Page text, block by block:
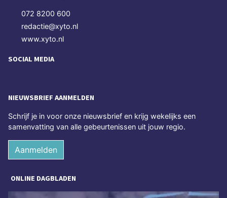
072 8200 600
redactie@xyto.nl
www.xyto.nl
SOCIAL MEDIA
NIEUWSBRIEF AANMELDEN
Schrijf je in voor onze nieuwsbrief en krijg wekelijks een
samenvatting van alle gebeurtenissen uit jouw regio.
Aanmelden
ONLINE DAGBLADEN